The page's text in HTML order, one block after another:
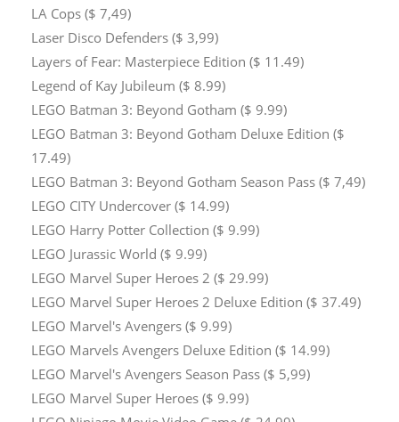
LA Cops ($ 7,49)
Laser Disco Defenders ($ 3,99)
Layers of Fear: Masterpiece Edition ($ 11.49)
Legend of Kay Jubileum ($ 8.99)
LEGO Batman 3: Beyond Gotham ($ 9.99)
LEGO Batman 3: Beyond Gotham Deluxe Edition ($
17.49)
LEGO Batman 3: Beyond Gotham Season Pass ($ 7,49)
LEGO CITY Undercover ($ 14.99)
LEGO Harry Potter Collection ($ 9.99)
LEGO Jurassic World ($ 9.99)
LEGO Marvel Super Heroes 2 ($ 29.99)
LEGO Marvel Super Heroes 2 Deluxe Edition ($ 37.49)
LEGO Marvel's Avengers ($ 9.99)
LEGO Marvels Avengers Deluxe Edition ($ 14.99)
LEGO Marvel's Avengers Season Pass ($ 5,99)
LEGO Marvel Super Heroes ($ 9.99)